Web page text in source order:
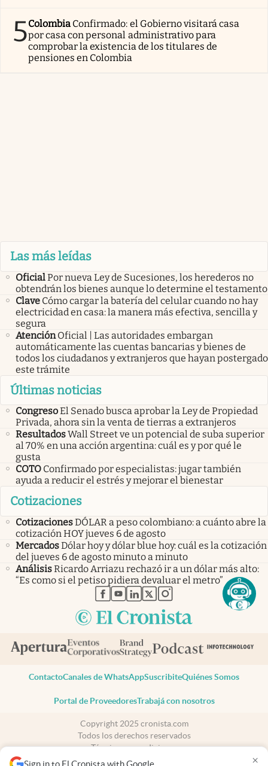
Sign in to El Cronista with Google ×
5Colombia Confirmado: el Gobierno visitará casa
por casa con personal administrativo para
comprobar la existencia de los titulares de
pensiones en Colombia
Las más leídas
OficialPor nueva Ley de Sucesiones, los herederos no
obtendrán los bienes aunque lo determine el testamento
Clave Cómo cargar la batería del celular cuando no hay
electricidad en casa: la manera más efectiva, sencilla y
segura
Atención Oficial | Las autoridades embargan
automáticamente las cuentas bancarias y bienes de
todos los ciudadanos y extranjeros que hayan postergado
este trámite
Últimas noticias
CongresoEl Senado busca aprobar la Ley de Propiedad
Privada, ahora sin la venta de tierras a extranjeros
ResultadosWall Street ve un potencial de suba superior
al 70% en una acción argentina: cuál es y por qué le
gusta
COTO Confirmado por especialistas: jugar también
ayuda a reducir el estrés y mejorar el bienestar
Cotizaciones
CotizacionesDÓLAR a peso colombiano: a cuánto abre la
cotización HOY jueves 6 de agosto
MercadosDólar hoy y dólar blue hoy: cuál es la cotización
del jueves 6 de agosto minuto a minuto
AnálisisRicardo Arriazu rechazó ir a un dólar más alto:
“Es como si el petiso pidiera devaluar el metro”
abre en nueva pestaña
abre en nueva pestaña
abre en nueva pestaña
abre en nueva pestaña
abre en nueva pestaña
ContactoCanales de WhatsAppSuscribiteQuiénes Somos
Portal de ProveedoresTrabajá con nosotros
Copyright 2025 cronista.com
Todos los derechos reservados
Términos y condiciones
Privacidad